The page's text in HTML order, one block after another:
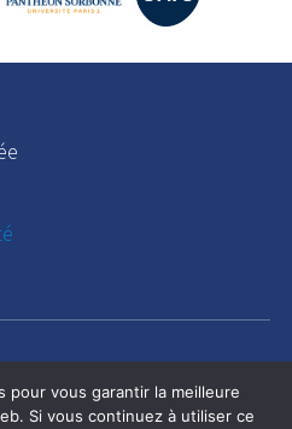
pour vous garantir la meilleure
Si vous continuez à utiliser ce